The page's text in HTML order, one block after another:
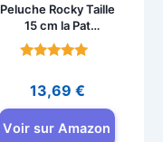
Peluche Rocky Taille
15 cm la Pat
Patrouille
4.7
sur 5
13,69 €
Voir sur Amazon